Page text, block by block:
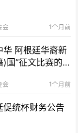
会 1个月前
华 阿根廷华裔新
国”征文比赛的
会 1个月前
促统杯财务公告